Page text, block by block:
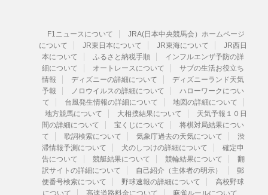
F1ニュースについて
JRA(日本中央競馬会）ホームページ
について
JR東日本について JR東海について
JR西日
本について
ふるさと納税手順
インフルエンザ予防の詳
細について
オートレースについて
サブの生活お役立ち
情報
ディズニーの詳細について
ディズニーランド天気
予報
ノロウイルスの詳細について
ハローワークについ
て
台風発生情報の詳細について
地図の詳細について
地方競馬について
大相撲結果について
天気予報１０日
間の詳細について
宝くじについて
将棋対局結果につい
て
歌詞検索について 気象庁過去の天気について
渋
滞情報予測について
犬のしつけの詳細について
確定申
告について
競艇結果について 競輪結果について
翻
訳サイトの詳細について
自己紹介（主体者の明示）
郵
便番号検索について
野球速報の詳細について
高校野球
について
高速道路料金について 麻雀ルールについて